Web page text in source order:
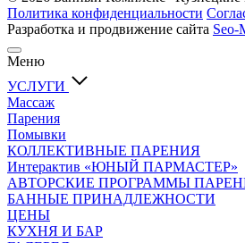
Политика конфиденциальности
Разработка и продвижение сайта Seo-
Меню
УСЛУГИ
Массаж
Парения
Помывки
КОЛЛЕКТИВНЫЕ ПАРЕНИЯ
Интерактив «ЮНЫЙ ПАРМАСТЕР»
АВТОРСКИЕ ПРОГРАММЫ
БАННЫЕ ПРИНАДЛЕЖНОСТИ
ЦЕНЫ
КУХНЯ И БАР